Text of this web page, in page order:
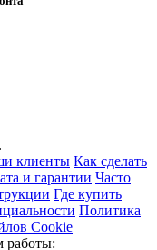
клиенты Как сделать
и гарантии Часто
Где купить
Политика
Cookie
работы: